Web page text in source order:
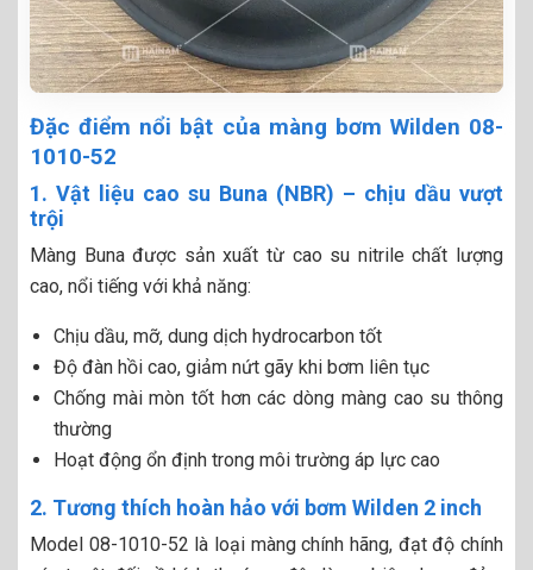
Đặc điểm nổi bật của màng bơm Wilden 08-
1010-52
1. Vật liệu cao su Buna (NBR) – chịu dầu vượt
trội
Màng Buna được sản xuất từ cao su nitrile chất lượng
cao, nổi tiếng với khả năng:
Chịu dầu, mỡ, dung dịch hydrocarbon tốt
Độ đàn hồi cao, giảm nứt gãy khi bơm liên tục
Chống mài mòn tốt hơn các dòng màng cao su thông
thường
Hoạt động ổn định trong môi trường áp lực cao
2. Tương thích hoàn hảo với bơm Wilden 2 inch
Model 08-1010-52 là loại màng chính hãng, đạt độ chính